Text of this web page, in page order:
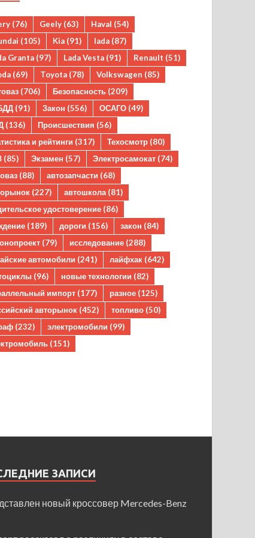
(76) Geely (63) Haval (54)
(105) Kia (91) lada (87)
Granta (97) Lada Vesta (91) Renault (51)
(69) Toyota (78) Volkswagen (85)
(706) Безопасность (209)
(91) Закон (556) ОСАГО (49)
(136) Происшествия (56)
и рейтинги (317) Техосмотр (80)
(85) Экзамен (57) Электросамокат (74)
(88) автозапчасти (68)
(227) автошкола (81)
удостоверение (86)
(189) дороги (156) закон (84)
(79) исследование (288)
автомобили (241) лайфхак (642)
(96) новые технологии (82)
импорт (177) разное (125)
авторынок (452) топливо (50)
(232) электромобили (99)
(151)
ЗАПИСИ
новый кроссовер Mercedes-Benz